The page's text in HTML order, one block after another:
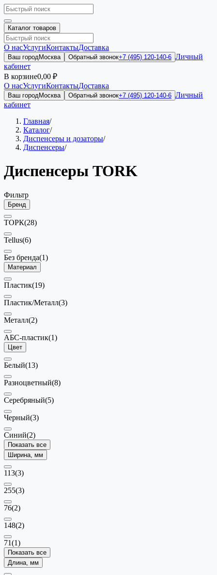
Каталог товаров
О насУслугиКонтактыДоставка
Ваш городМосква Обратный звонок+7 (495) 120-140-6 Личный
кабинет
В корзине0,00 ₽
О насУслугиКонтактыДоставка
Ваш городМосква Обратный звонок+7 (495) 120-140-6 Личный
кабинет
Главная/
Каталог/
Диспенсеры и дозаторы/
Диспенсеры/
Диспенсеры TORK
Фильтр
Бренд
ТОРК(28)
Tellus(6)
Без бренда(1)
Материал
Пластик(19)
Пластик/Металл(3)
Металл(2)
АБС-пластик(1)
Цвет
Белый(13)
Разноцветный(8)
Серебряный(5)
Черный(3)
Синий(2)
Показать все
Ширина, мм
113(3)
255(3)
76(2)
148(2)
71(1)
Показать все
Длина, мм